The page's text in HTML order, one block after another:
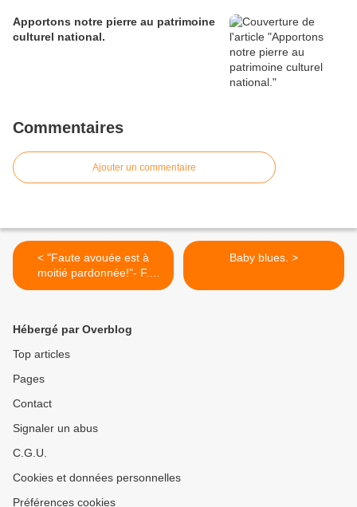
Apportons notre pierre au patrimoine
culturel national.
Commentaires
Ajouter un commentaire
< "Faute avouée est à
moitié pardonnée!"- F.
Heaulme (incompris).
Baby blues. >
Hébergé par Overblog
Top articles
Pages
Contact
Signaler un abus
C.G.U.
Cookies et données personnelles
Préférences cookies